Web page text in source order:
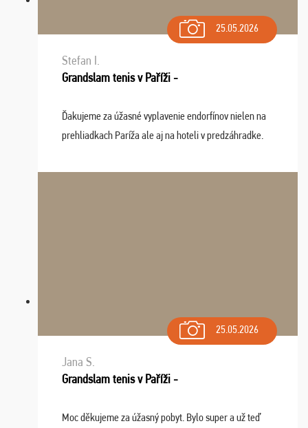
25.05.2026
Stefan I.
Grandslam tenis v Paříži -
Ďakujeme za úžasné vyplavenie endorfínov nielen na
prehliadkach Paríža ale aj na hoteli v predzáhradke.
spomínať a zväžujeme repete budúci rok : ...
25.05.2026
Jana S.
Grandslam tenis v Paříži -
Moc děkujeme za úžasný pobyt. Bylo super a už teď